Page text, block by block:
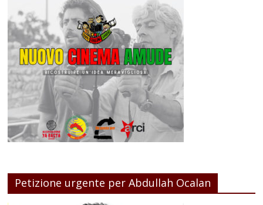
Petizione urgente per Abdullah Ocalan